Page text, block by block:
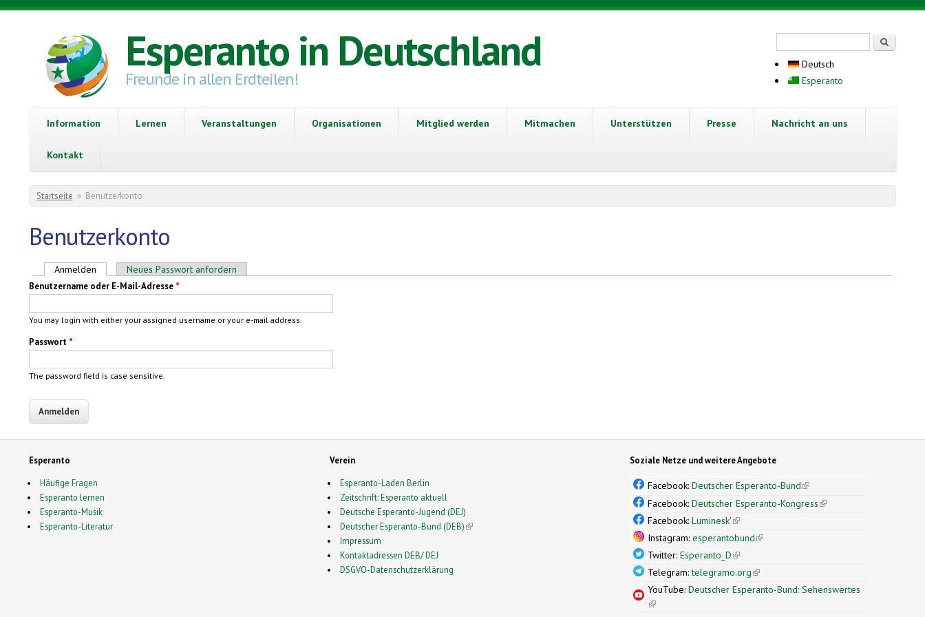
Direkt zum Inhalt
Esperanto in Deutschland
Freunde in allen Erdteilen!
Deutsch
Esperanto
Information Lernen Veranstaltungen Organisationen Mitglied werden Mitmachen Unterstützen Presse Nachricht an uns
Kontakt
Sie sind hier
Startseite » Benutzerkonto
Benutzerkonto
Haupt-Reiter
Anmelden (aktiver Reiter)
Neues Passwort anfordern
Benutzername oder E-Mail-Adresse *
You may login with either your assigned username or your e-mail address.
Passwort *
The password field is case sensitive.
Esperanto
Häufige Fragen
Esperanto lernen
Esperanto-Musik
Esperanto-Literatur
Verein
Esperanto-Laden Berlin
Zeitschrift: Esperanto aktuell
Deutsche Esperanto-Jugend (DEJ)
Deutscher Esperanto-Bund (DEB)(link is external)
Impressum
Kontaktadressen DEB/ DEJ
DSGVO-Datenschutzerklärung
Soziale Netze und weitere Angebote
Facebook:Deutscher Esperanto-Bund(link is external)
Facebook:Deutscher Esperanto-Kongress(link is external)
Facebook:Luminesk'(link is external)
Instagram:esperantobund(link is external)
Twitter:Esperanto_D(link is external)
Telegram:telegramo.org(link is external)
YouTube:Deutscher Esperanto-Bund: Sehenswertes
(link is external)